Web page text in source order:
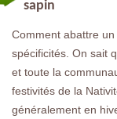
sapin
Comment abattre
spécificités. On sait
et toute la
festivités de la
généralement en